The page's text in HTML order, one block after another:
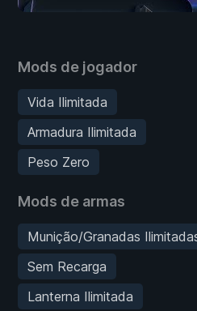
Mods de jogador
Vida Ilimitada
Armadura Ilimitada
Peso Zero
Mods de armas
Munição/Granadas
Sem Recarga
Lanterna Ilimitada